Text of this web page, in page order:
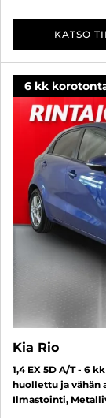
KATSO
6 kk
Kia Rio
1,4 EX 5D A/T - 6
huollettu ja vähän
Ilmastointi,